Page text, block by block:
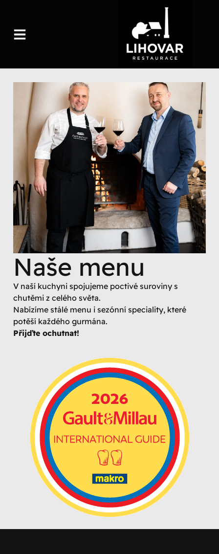
Naše menu
V naší kuchyni spojujeme poctivé suroviny s
chutěmi z celého světa.
Nabízíme stálé menu i sezónní speciality, které
potěší každého gurmána.
Přijďte ochutnat!